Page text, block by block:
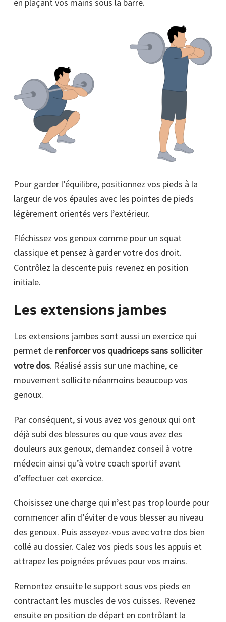
en plaçant vos mains sous la barre.
Pour garder l’équilibre, positionnez vos pieds à la
largeur de vos épaules avec les pointes de pieds
légèrement orientés vers l’extérieur.
Fléchissez vos genoux comme pour un squat
classique et pensez à garder votre dos droit.
Contrôlez la descente puis revenez en position
initiale.
Les extensions jambes
Les extensions jambes sont aussi un exercice qui
permet de renforcer vos quadriceps sans solliciter
votre dos. Réalisé assis sur une machine, ce
mouvement sollicite néanmoins beaucoup vos
genoux.
Par conséquent, si vous avez vos genoux qui ont
déjà subi des blessures ou que vous avez des
douleurs aux genoux, demandez conseil à votre
médecin ainsi qu’à votre coach sportif avant
d’effectuer cet exercice.
Choisissez une charge qui n’est pas trop lourde pour
commencer afin d’éviter de vous blesser au niveau
des genoux. Puis asseyez-vous avec votre dos bien
collé au dossier. Calez vos pieds sous les appuis et
attrapez les poignées prévues pour vos mains.
Remontez ensuite le support sous vos pieds en
contractant les muscles de vos cuisses. Revenez
ensuite en position de départ en contrôlant la